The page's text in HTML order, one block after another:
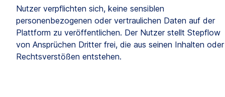
Nutzer verpflichten sich, keine sensiblen
personenbezogenen oder vertraulichen Daten auf der
Plattform zu veröffentlichen. Der Nutzer stellt Stepflow
von Ansprüchen Dritter frei, die aus seinen Inhalten oder
Rechtsverstößen entstehen.